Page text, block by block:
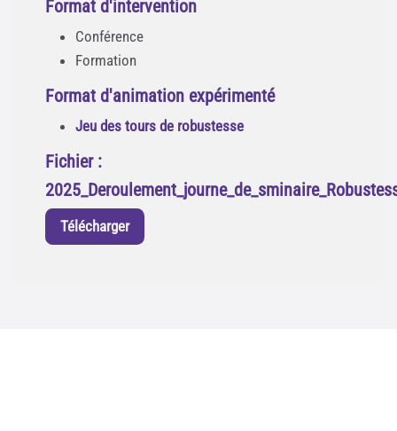
Format d'intervention
Conférence
Formation
Format d'animation expérimenté
Jeu des tours de robustesse
Fichier :
Télécharger